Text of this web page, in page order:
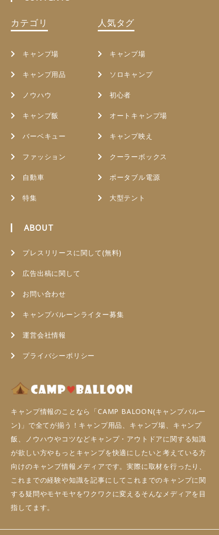
カテゴリ
キャンプ場
キャンプ用品
ノウハウ
キャンプ飯
バーベキュー
ファッション
自動車
特集
人気タグ
キャンプ場
ソロキャンプ
初心者
オートキャンプ場
キャンプ映え
クーラーボックス
ポータブル電源
大型テント
ABOUT
プレスリリースに関して(無料)
広告出稿に関して
お問い合わせ
キャンプバルーンライター募集
運営会社情報
プライバシーポリシー
キャンプ情報のことなら「CAMP BALOON(キャンプバルー
ン)」で全てが揃う！キャンプ用品、キャンプ場、キャンプ
飯、ノウハウやコツなどキャンプ・アウトドアに関する知識
が欲しい方やもっとキャンプを快適にしたいと考えている方
向けのキャンプ情報メディアです。実際に取材を行ったり、
これまでの経験や知識を記事にしてこれまでのキャンプに関
する疑問やモヤモヤをワクワクに変えるそんなメディアを目
指してます。